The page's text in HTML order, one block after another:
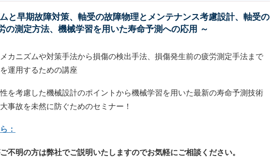
と早期故障対策、軸受の故障物理とメンテナンス考慮設計、軸受の
の測定方法、機械学習を用いた寿命予測への応用 ～
カニズムや対策手法から損傷の検出手法、損傷発生前の疲労測定手法まで
運用するための講座
を考慮した機械設計のポイントから機械学習を用いた最新の寿命予測技術
事故を未然に防ぐためのセミナー！
：
不明の方は弊社でご説明いたしますのでお気軽にご相談ください。